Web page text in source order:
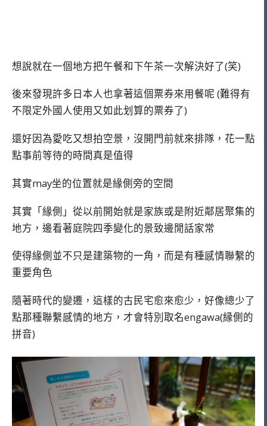
想說就在一個地方把午餐和下午茶一次解決好了(笑)
後來發現許多日本人也拿著這個票券來用餐呢 (難得有
不限定外國人使用又如此划算的票券了)
還好因為愛吃又想拍空景，沒開門前就來排隊，花一點
點事前等待的時間真是值得
其實may坐的位置就是緣側旁的空間
其實「緣側」從以前開始就是家族或是附近鄰居聚集的
地方，邊看著庭院四季變化的景致邊閒話家常
使得緣側並不只是建築物的一角，而是有種感情聯繫的
重要角色
隨著時代的變遷，這樣的古民宅愈來愈少，好像總少了
點那種聯繫感情的地方，才會特別取名engawa(縁側的
拼音)